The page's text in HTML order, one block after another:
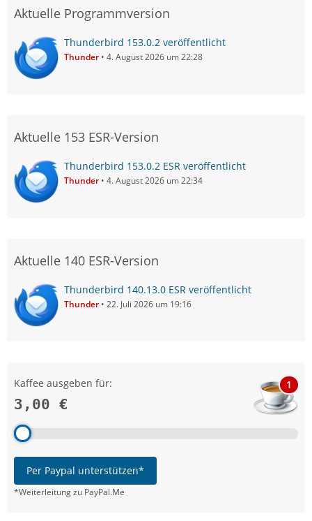
Aktuelle Programmversion
Thunderbird 153.0.2 veröffentlicht
Thunder 4. August 2026 um 22:28
Aktuelle 153 ESR-Version
Thunderbird 153.0.2 ESR veröffentlicht
Thunder 4. August 2026 um 22:34
Aktuelle 140 ESR-Version
Thunderbird 140.13.0 ESR veröffentlicht
Thunder 22. Juli 2026 um 19:16
Kaffee ausgeben für:
3,00 €
1
Per Paypal unterstützen*
*Weiterleitung zu PayPal.Me